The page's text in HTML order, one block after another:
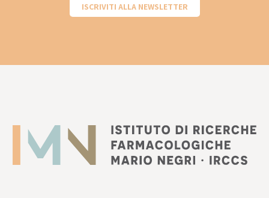
ISCRIVITI ALLA NEWSLETTER